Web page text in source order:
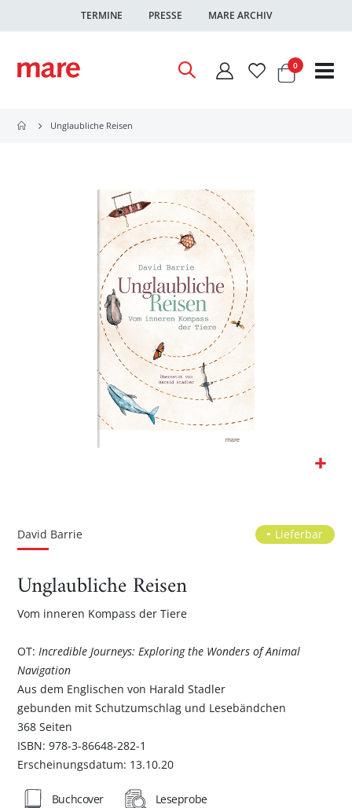
TERMINE PRESSE MARE ARCHIV
Warenkorb
0Artikel
Unglaubliche Reisen
Bildgalerie
David Barrie Lieferbar
Unglaubliche Reisen
Vom inneren Kompass der Tiere
OT:Incredible Journeys: Exploring the Wonders of Animal
Navigation
Aus dem Englischen von Harald Stadler
gebunden mit Schutzumschlag und Lesebändchen
368 Seiten
ISBN: 978-3-86648-282-1
Erscheinungsdatum: 13.10.20
Buchcover Leseprobe